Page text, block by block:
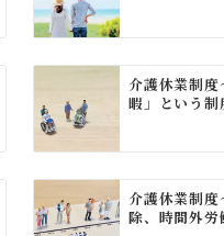
介護休業制
暇」という制
介護休業制
除、時間外労